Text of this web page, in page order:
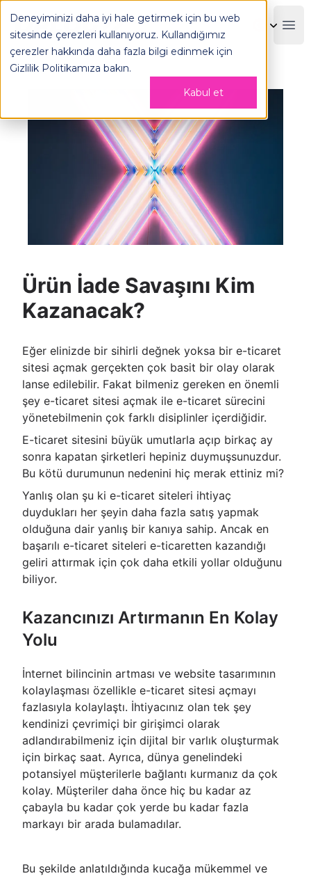
Deneyiminizi daha iyi hale getirmek için bu web
sitesinde çerezleri kullanıyoruz. Kullandığımız
çerezler hakkında daha fazla bilgi edinmek için
Gizlilik Politikamıza bakın.
Kabul et
OPLOG
Ürün İade Savaşını Kim
Kazanacak?
Eğer elinizde bir sihirli değnek yoksa bir e-ticaret
sitesi açmak gerçekten çok basit bir olay olarak
lanse edilebilir. Fakat bilmeniz gereken en önemli
şey e-ticaret sitesi açmak ile e-ticaret sürecini
yönetebilmenin çok farklı disiplinler içerdiğidir.
E-ticaret sitesini büyük umutlarla açıp birkaç ay
sonra kapatan şirketleri hepiniz duymuşsunuzdur.
Bu kötü durumunun nedenini hiç merak ettiniz mi?
Yanlış olan şu ki e-ticaret siteleri ihtiyaç
duydukları her şeyin daha fazla satış yapmak
olduğuna dair yanlış bir kanıya sahip. Ancak en
başarılı e-ticaret siteleri e-ticaretten kazandığı
geliri attırmak için çok daha etkili yollar olduğunu
biliyor.
Kazancınızı Artırmanın En Kolay
Yolu
İnternet bilincinin artması ve website tasarımının
kolaylaşması özellikle e-ticaret sitesi açmayı
fazlasıyla kolaylaştı. İhtiyacınız olan tek şey
kendinizi çevrimiçi bir girişimci olarak
adlandırabilmeniz için dijital bir varlık oluşturmak
için birkaç saat. Ayrıca, dünya genelindeki
potansiyel müşterilerle bağlantı kurmanız da çok
kolay. Müşteriler daha önce hiç bu kadar az
çabayla bu kadar çok yerde bu kadar fazla
markayı bir arada bulamadılar.
Bu şekilde anlatıldığında kucağa mükemmel ve